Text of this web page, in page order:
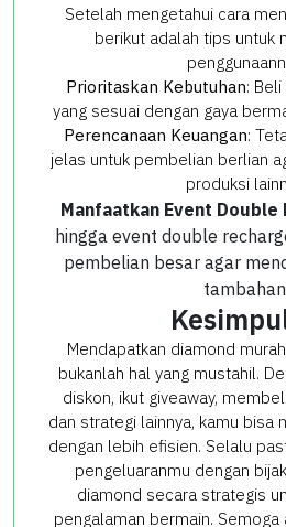
Setelah mengetahui cara
berikut adalah tips untuk
Prioritaskan Kebutuhan:
yang sesuai dengan gaya
Perencanaan Keuangan:
jelas untuk pembelian berlian
produksi
Manfaatkan Event Double
hingga event double
pembelian besar agar
Mendapatkan diamond
bukanlah hal yang mustahil.
diskon, ikut giveaway,
dan strategi lainnya, kamu bisa
dengan lebih efisien. Selalu
pengeluaranmu dengan
diamond secara strategis
pengalaman bermain.